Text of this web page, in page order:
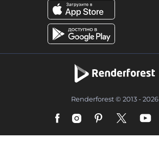
Renderforest © 2013 - 2026